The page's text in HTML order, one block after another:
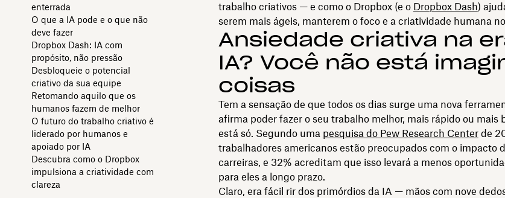
enterrada
O que a IA pode e o que não
deve fazer
Dropbox Dash: IA com
propósito, não pressão
Desbloqueie o potencial
criativo da sua equipe
Retomando aquilo que os
humanos fazem de melhor
O futuro do trabalho criativo é
liderado por humanos e
apoiado por IA
Descubra como o Dropbox
impulsiona a criatividade com
clareza
trabalho criativos — e como o Dropbox (e o Dropbox Dash)
serem mais ágeis, manterem o foco e a criatividade humana
Ansiedade criativa na
IA? Você não está
coisas
Tem a sensação de que todos os dias surge uma nova
afirma poder fazer o seu trabalho melhor, mais rápido ou mais
está só. Segundo uma pesquisa do Pew Research Centerde
trabalhadores americanos estão preocupados com o impacto
carreiras, e 32% acreditam que isso levará a menos
para eles a longo prazo.
Claro, era fácil rir dos primórdios da IA — mãos com nove